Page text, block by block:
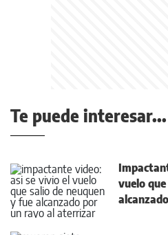
Te puede interesar...
vuelo